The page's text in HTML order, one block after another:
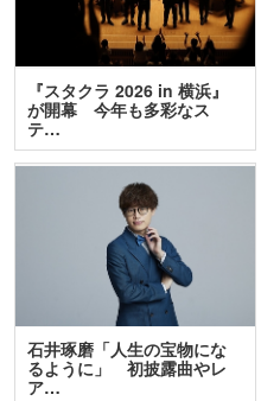
『スタクラ 2026 in 横浜』
が開幕 今年も多彩なス
テ…
石井琢磨「人生の宝物にな
るように」 初披露曲やレ
ア…